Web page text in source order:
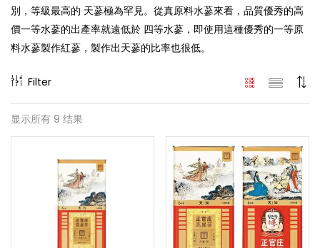
別，等級最高的 天蔘極為罕見。從真原料水蔘來看，品質優秀的高
價一等水蔘的出產率就遠低於 四等水蔘，即使用這種優秀的一等原
料水蔘製作紅蔘，製作出天蔘的比率也很低。
Filter
显示所有 9 结果